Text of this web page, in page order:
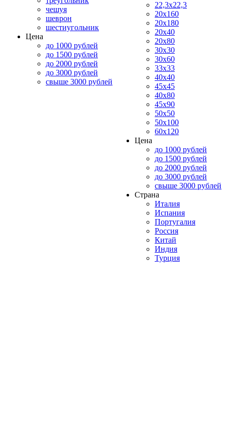
чешуя
шеврон
шестиугольник
Цена
до 1000 рублей
до 1500 рублей
до 2000 рублей
до 3000 рублей
свыше 3000 рублей
22,3x22,3
20x160
20x180
20x40
20x80
30x30
30x60
33x33
40x40
45x45
40x80
45x90
50x50
50x100
60x120
Цена
до 1000 рублей
до 1500 рублей
до 2000 рублей
до 3000 рублей
свыше 3000 рублей
Страна
Италия
Испания
Португалия
Россия
Китай
Индия
Турция